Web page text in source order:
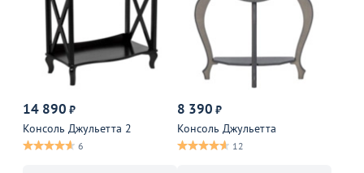
14 890 ₽
Консоль Джульетта 2
6
8 390 ₽
Консоль Джульетта
12